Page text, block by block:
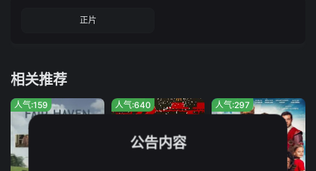
正片
相关推荐
人气:159 人气:640 人气:297
公告内容